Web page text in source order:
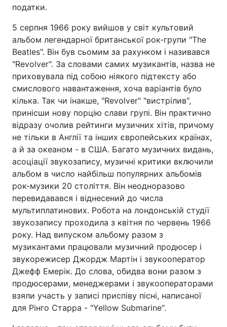
податки.
5 серпня 1966 року вийшов у світ культовий
альбом легендарної британської рок-групи "The
Beatles". Він був сьомим за рахунком і називався
"Revolver". За словами самих музикантів, назва не
приховувала під собою ніякого підтексту або
смислового навантаження, хоча варіантів було
кілька. Так чи інакше, "Revolver" "вистрілив",
принісши нову порцію слави групі. Він практично
відразу очолив рейтинги музичних хітів, причому
не тільки в Англії та інших європейських країнах,
а й за океаном - в США. Багато музичних видань,
асоціації звукозапису, музичні критики включили
альбом в число найбільш популярних альбомів
рок-музики 20 століття. Він неодноразово
перевидавався і віднесений до числа
мультиплатинових. Робота на лондонській студії
звукозапису проходила з квітня по червень 1966
року. Над випуском альбому разом з
музикантами працювали музичний продюсер і
звукорежисер Джордж Мартін і звукооператор
Джефф Емерік. До слова, обидва вони разом з
продюсерами, менеджерами і звукооператорами
взяли участь у записі приспіву пісні, написаної
для Рінго Старра - "Yellow Submarine".